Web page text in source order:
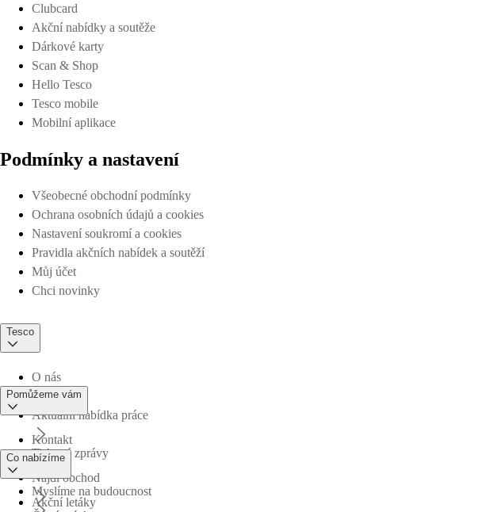
Clubcard
Akční nabídky a soutěže
Dárkové karty
Scan & Shop
Hello Tesco
Tesco mobile
Mobilní aplikace
Podmínky a nastavení
Všeobecné obchodní podmínky
Ochrana osobních údajů a cookies
Nastavení soukromí a cookies
Pravidla akčních nabídek a soutěží
Můj účet
Chci novinky
Tesco
O nás
Aktuální nabídka práce
Tiskové zprávy
Myslíme na budoucnost
Pomůžeme vám
Kontakt
Najdi obchod
Co nabízíme
Akční letáky